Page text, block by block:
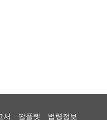
서 팜플렛
법령정보